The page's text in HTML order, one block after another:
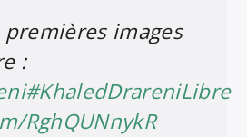
premières images
:
#KhaledDrareniLibre
RghQUNnykR